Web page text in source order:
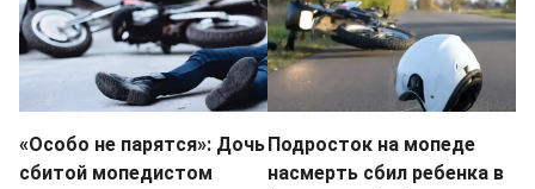
«Особо не парятся»: Дочь
сбитой мопедистом
Подросток на мопеде
насмерть сбил ребенка в